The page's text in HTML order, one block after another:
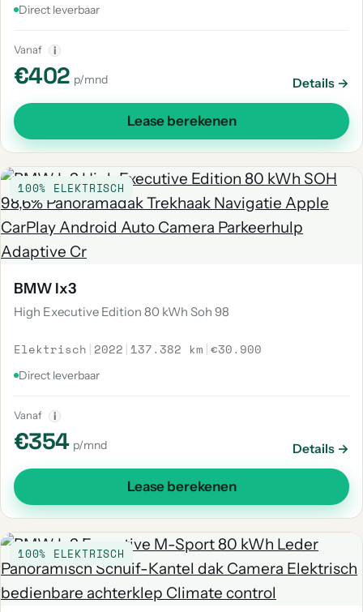
Direct leverbaar
Vanaf i
€402 p/mnd Details →
Lease berekenen
100% ELEKTRISCH
BMW Ix3
High Executive Edition 80 kWh Soh 98
Elektrisch | 2022 | 137.382 km |€30.900
Direct leverbaar
Vanaf i
€354 p/mnd Details →
Lease berekenen
100% ELEKTRISCH